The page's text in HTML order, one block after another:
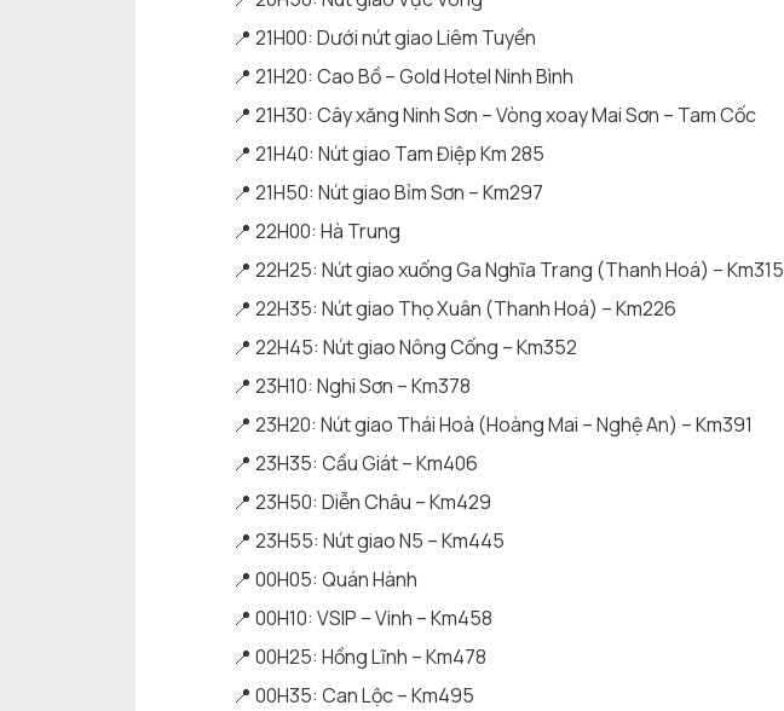
📍 21H00: Dưới nút giao Liêm Tuyền
📍 21H20: Cao Bồ – Gold Hotel Ninh Bình
📍 21H30: Cây xăng Ninh Sơn – Vòng xoay Mai Sơn – Tam Cốc
📍 21H40: Nút giao Tam Điệp Km 285
📍 21H50: Nút giao Bỉm Sơn – Km297
📍 22H00: Hà Trung
📍 22H25: Nút giao xuống Ga Nghĩa Trang (Thanh Hoá) – Km315
📍 22H35: Nút giao Thọ Xuân (Thanh Hoá) – Km226
📍 22H45: Nút giao Nông Cống – Km352
📍 23H10: Nghi Sơn – Km378
📍 23H20: Nút giao Thái Hoà (Hoàng Mai – Nghệ An) – Km391
📍 23H35: Cầu Giát – Km406
📍 23H50: Diễn Châu – Km429
📍 23H55: Nút giao N5 – Km445
📍 00H05: Quán Hành
📍 00H10: VSIP – Vinh – Km458
📍 00H25: Hồng Lĩnh – Km478
📍 00H35: Can Lộc – Km495